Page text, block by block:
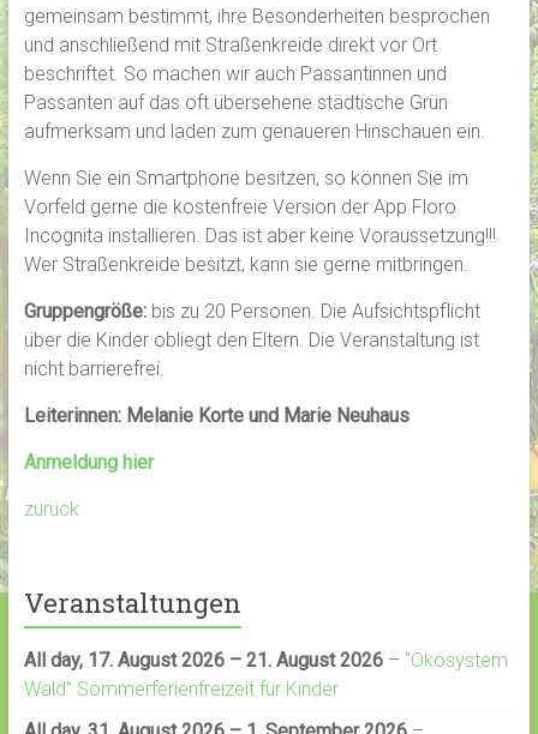
gemeinsam bestimmt, ihre Besonderheiten besprochen
und anschließend mit Straßenkreide direkt vor Ort
beschriftet. So machen wir auch Passantinnen und
Passanten auf das oft übersehene städtische Grün
aufmerksam und laden zum genaueren Hinschauen ein.
Wenn Sie ein Smartphone besitzen, so können Sie im
Vorfeld gerne die kostenfreie Version der App Floro
Incognita installieren. Das ist aber keine Voraussetzung!!!
Wer Straßenkreide besitzt, kann sie gerne mitbringen.
Gruppengröße:bis zu 20 Personen. Die Aufsichtspflicht
über die Kinder obliegt den Eltern. Die Veranstaltung ist
nicht barrierefrei.
Leiterinnen: Melanie Korte und Marie Neuhaus
Anmeldung hier
zurück
Veranstaltungen
All day, 17. August 2026 – 21. August 2026– "Ökosystem
Wald" Sommerferienfreizeit für Kinder